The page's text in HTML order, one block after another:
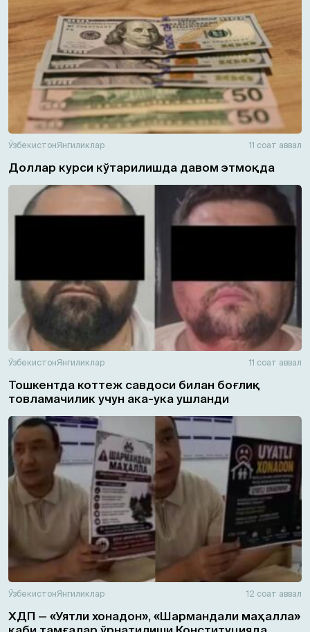
ЎзбекистонЯнгиликлар 11 соат аввал
Доллар курси кўтарилишда давом этмоқда
ЎзбекистонЯнгиликлар 11 соат аввал
Тошкентда коттеж савдоси билан боғлиқ
товламачилик учун ака-ука ушланди
ЎзбекистонЯнгиликлар 12 соат аввал
ХДП — «Уятли хонадон», «Шармандали маҳалла»